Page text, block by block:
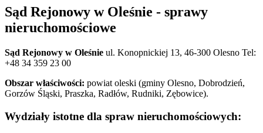
Sąd Rejonowy w Oleśnie - sprawy
nieruchomościowe
Sąd Rejonowy w Oleśnie ul. Konopnickiej 13, 46-300 Olesno Tel:
+48 34 359 23 00
Obszar właściwości: powiat oleski (gminy Olesno, Dobrodzień,
Gorzów Śląski, Praszka, Radłów, Rudniki, Zębowice).
Wydziały istotne dla spraw nieruchomościowych: